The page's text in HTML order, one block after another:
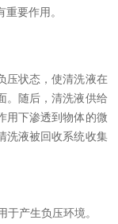
要作用。
状态，使清洗液在
。随后，清洗液供给
用下渗透到物体的微
洗液被回收系统收集
产生负压环境。